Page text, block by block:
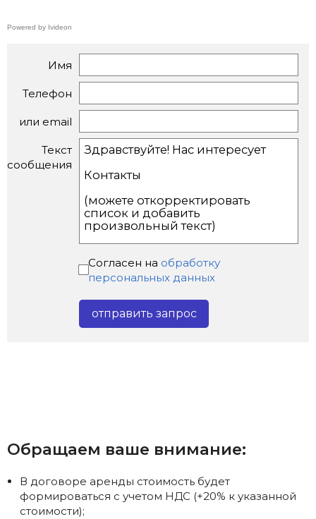
Powered by Ivideon
Имя
Телефон
или email
Текст
сообщения
Cогласен на обработку
персональных данных
Обращаем ваше внимание:
В договоре аренды стоимость будет
формироваться с учетом НДС (+20% к указанной
стоимости);